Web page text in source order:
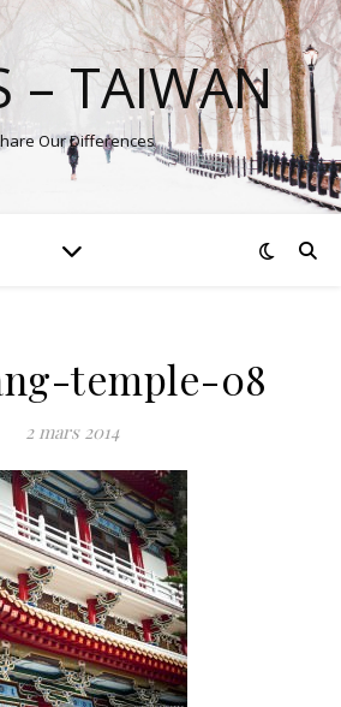
– TAIWAN
Our Differences
temple-08
2 mars 2014